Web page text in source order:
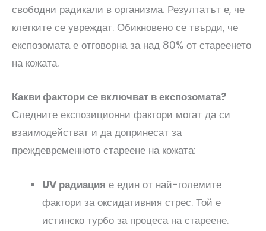
свободни радикали в организма. Резултатът е, че
клетките се увреждат. Обикновено се твърди, че
експозомата е отговорна за над 80% от стареенето
на кожата.
Какви фактори се включват в експозомата?
Следните експозиционни фактори могат да си
взаимодействат и да допринесат за
преждевременното стареене на кожата:
UV радиация е един от най-големите
фактори за оксидативния стрес. Той е
истинско турбо за процеса на стареене.